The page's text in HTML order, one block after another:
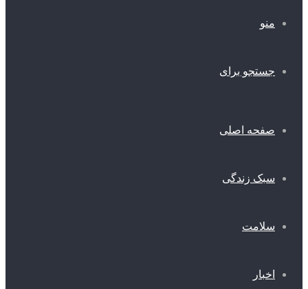
منو
جستجو برای
صفحه اصلی
سبک زندگی
سلامت
اخبار